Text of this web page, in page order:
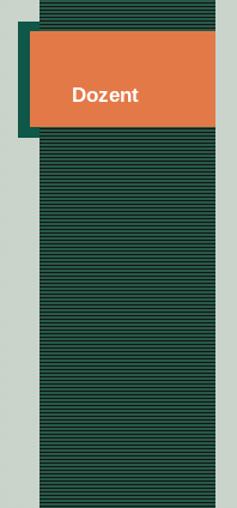
Dozent